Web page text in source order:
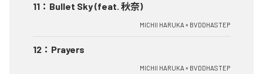
11 ： Bullet Sky (feat. 秋奈)
MICHII HARUKA × BVDDHASTEP
12 ： Prayers
MICHII HARUKA × BVDDHASTEP